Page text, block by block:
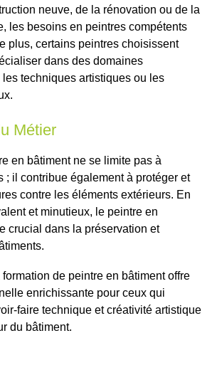
neuve, de la rénovation ou de la
les besoins en peintres compétents
plus, certains peintres choisissent
dans des domaines
techniques artistiques ou les
Métier
en bâtiment ne se limite pas à
; il contribue également à protéger et
contre les éléments extérieurs. En
et minutieux, le peintre en
crucial dans la préservation et
formation de peintre en bâtiment offre
enrichissante pour ceux qui
faire technique et créativité artistique
du bâtiment.